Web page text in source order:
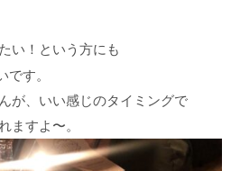
い！という方にも
です。
が、いい感じのタイミングで
ますよ〜。